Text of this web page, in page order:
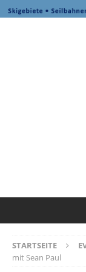
STARTSEITE
mit Sean Paul